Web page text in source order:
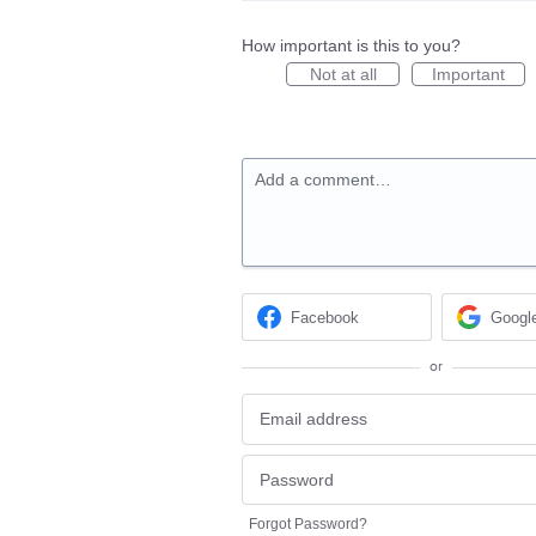
How important is this to you?
Not at all
Important
Add a comment…
Facebook
or
Forgot Password?